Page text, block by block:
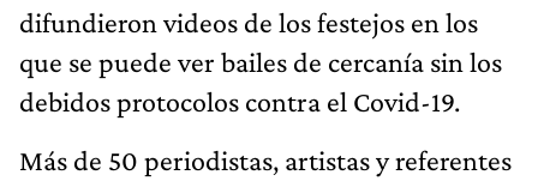
difundieron videos de los festejos en los
que se puede ver bailes de cercanía sin los
debidos protocolos contra el Covid-19.
Más de 50 periodistas, artistas y referentes